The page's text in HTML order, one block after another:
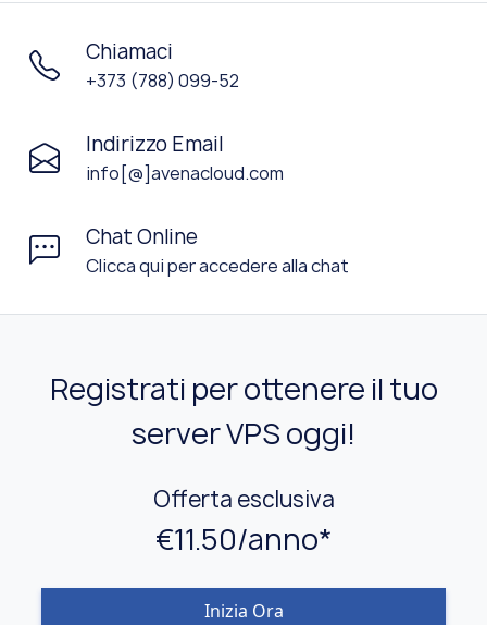
Chiamaci
+373 (788) 099-52
Indirizzo Email
info[@]avenacloud.com
Chat Online
Clicca qui per accedere alla chat
Registrati per ottenere il tuo
server VPS oggi!
Offerta esclusiva
€11.50/anno*
Inizia Ora